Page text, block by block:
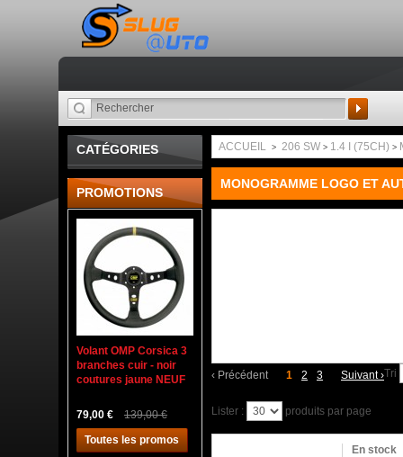
CATÉGORIES
PROMOTIONS
Volant OMP Corsica 3
branches cuir - noir
coutures jaune NEUF
79,00 €
139,00 €
Toutes les promos
ACCUEIL > 206 SW > 1.4 I (75CH) >
MONOGRAMME LOGO ET
‹ Précédent 1 2 3 Suivant›Tri
Lister : produits par page
En stock